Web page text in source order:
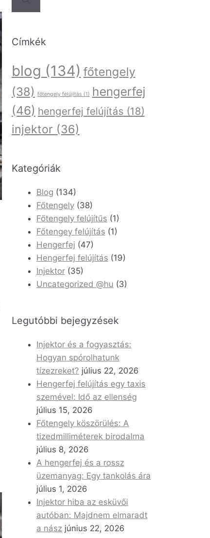
Címkék
blog (134) főtengely
(38)
főtengely felújítás (1)
hengerfej
(46) hengerfej felújítás (18)
injektor(36)
Kategóriák
Blog (134)
Főtengely(38)
Főtengely felújítűs (1)
Főtengey felújítás (1)
Hengerfej (47)
Hengerfej felújítás (19)
Injektor(35)
Uncategorized @hu (3)
Legutóbbi bejegyzések
Injektor és a fogyasztás:
Hogyan spórolhatunk
tízezreket? július 22, 2026
Hengerfej felújítás egy taxis
szemével: Idő az ellenség
július 15, 2026
Főtengely köszörülés: A
tizedmilliméterek birodalma
július 8, 2026
A hengerfej és a rossz
üzemanyag: Egy tankolás ára
július 1, 2026
Injektor hiba az esküvői
autóban: Majdnem elmaradt
a nász június 22, 2026